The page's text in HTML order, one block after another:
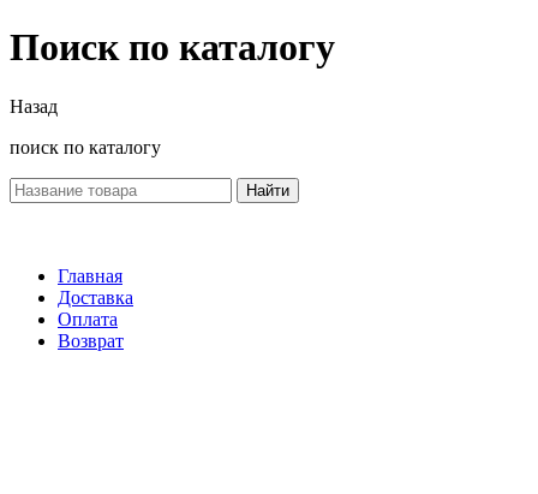
Поиск по каталогу
Назад
поиск по каталогу
Найти
Главная
Доставка
Оплата
Возврат